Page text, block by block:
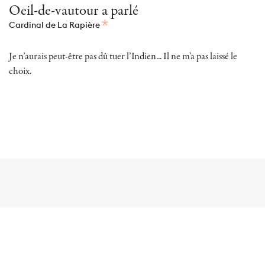
Oeil-de-vautour a parlé
Cardinal de La Rapière
Je n’aurais peut-être pas dû tuer l’Indien... Il ne m'a pas laissé le
choix.